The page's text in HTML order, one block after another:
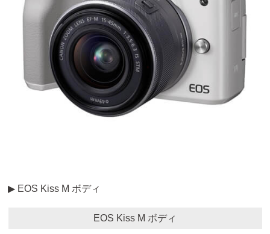
▶ EOS Kiss M ボディ
EOS Kiss M ボディ